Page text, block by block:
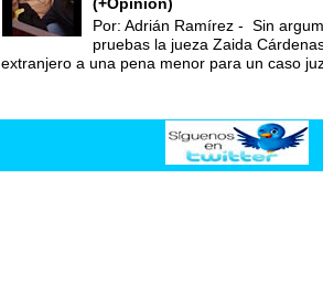
Por: Adrián Ramírez - Sin
pruebas la jueza Zaida
extranjero a una pena menor para un caso